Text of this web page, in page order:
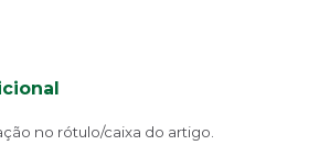
no rótulo/caixa do artigo.